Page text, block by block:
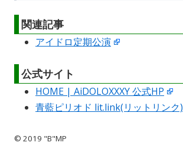
関連記事
アイドロ定期公演
公式サイト
HOME | AiDOLOXXXY 公式HP
青藍ピリオド lit.link(リットリンク)
© 2019 "B"MP